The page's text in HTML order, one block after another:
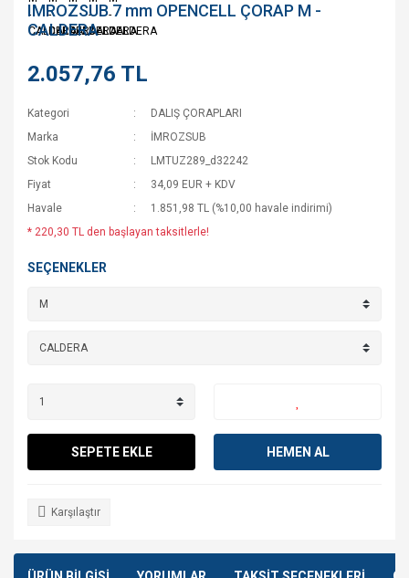
IMROZSUB 7 mm OPENCELL ÇORAP M -
CALDERA
2.057,76 TL
Kategori
DALIŞ ÇORAPLARI
Marka
İMROZSUB
Stok Kodu
LMTUZ289_d32242
Fiyat
34,09 EUR + KDV
Havale
1.851,98 TL (%10,00 havale indirimi)
* 220,30 TL den başlayan taksitlerle!
SEÇENEKLER
SEPETE EKLE HEMEN AL
Karşılaştır